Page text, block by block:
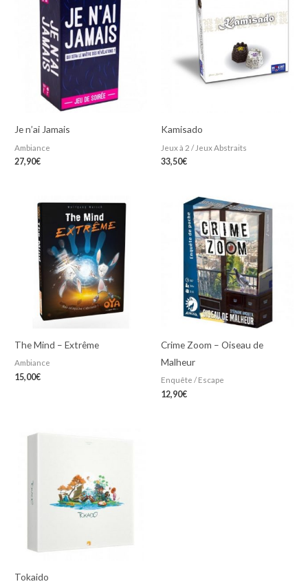
Je n’ai Jamais
Ambiance
27,90€
Kamisado
Jeux à 2 / Jeux Abstraits
33,50€
The Mind – Extrême
Ambiance
15,00€
Crime Zoom – Oiseau de
Malheur
Enquête / Escape
12,90€
Tokaido